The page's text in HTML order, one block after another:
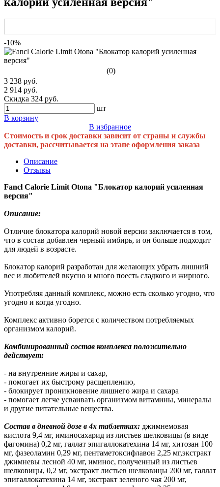
-10%
(0)
3 238 руб.
2 914 руб.
Скидка 324 руб.
шт
В корзину
В избранное
Стоимость и срок доставки зависит от страны и службы
доставки, рассчитывается на этапе оформления заказа
Описание
Отзывы
Fancl Calorie Limit Otona "Блокатор калорий усиленная
версия"
Описание:
Отличие блокатора калорий новой версии заключается в том,
что в состав добавлен черный имбирь, и он больше подходит
для людей в возрасте.
Блокатор калорий разработан для желающих убрать лишний
вес и любителей вкусно и много поесть сладкого и жирного.
Употребляя данный комплекс, можно есть сколько угодно, что
угодно и когда угодно.
Комплекс активно борется с количеством потребляемых
организмом калорий.
Комбинированный состав комплекса положительно
действует:
- на внутренние жиры и сахар,
- помогает их быстрому расщеплению,
- блокирует проникновение лишнего жира и сахара
- помогает легче усваивать организмом витамины, минералы
и другие питательные вещества.
Состав в дневной дозе в 4х таблетках: джимнемовая
кислота 9,4 мг, иминосахарид из листьев шелковицы (в виде
фагомина) 0,2 мг, галлат эпигаллокатехина 14 мг, хитозан 100
мг, фазеоламин 0,29 мг, пентаметоксифлавон 2,25 мг,экстракт
джимневы лесной 40 мг, иминос, полученный из листьев
шелковицы, 0,2 мг, экстракт листьев шелковицы 200 мг, галлат
эпигаллокатехина 14 мг, экстракт зеленого чая 200 мг,